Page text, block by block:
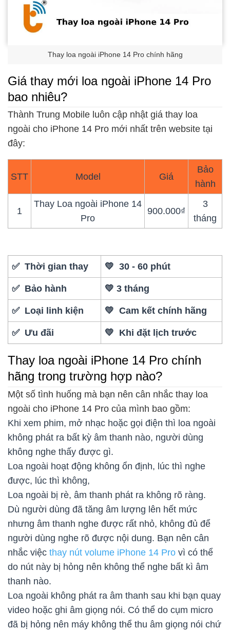
Thay loa ngoài iPhone 14 Pro chính hãng
Giá thay mới loa ngoài iPhone 14 Pro
bao nhiêu?
Thành Trung Mobile luôn cập nhật giá thay loa
ngoài cho iPhone 14 Pro mới nhất trên website tại
đây:
STT Model Giá
Bảo
hành
1
Thay Loa ngoài iPhone 14
Pro
900.000₫
3
tháng
✅ Thời gian thay 💛 30 - 60 phút
✅ Bảo hành 💛 3 tháng
✅ Loại linh kiện 💛 Cam kết chính hãng
✅ Ưu đãi 💛 Khi đặt lịch trước
Thay loa ngoài iPhone 14 Pro chính
hãng trong trường hợp nào?
Một số tình huống mà bạn nên cân nhắc thay loa
ngoài cho iPhone 14 Pro của mình bao gồm:
Khi xem phim, mở nhạc hoặc gọi điện thì loa ngoài
không phát ra bất kỳ âm thanh nào, người dùng
không nghe thấy được gì.
Loa ngoài hoạt động không ổn định, lúc thì nghe
được, lúc thì không,
Loa ngoài bị rè, âm thanh phát ra không rõ ràng.
Dù người dùng đã tăng âm lượng lên hết mức
nhưng âm thanh nghe được rất nhỏ, không đủ để
người dùng nghe rõ được nội dung. Bạn nên cân
nhắc việc thay nút volume iPhone 14 Pro vì có thể
do nút này bị hỏng nên không thể nghe bất kì âm
thanh nào.
Loa ngoài không phát ra âm thanh sau khi bạn quay
video hoặc ghi âm giọng nói. Có thể do cụm micro
đã bị hỏng nên máy không thể thu âm giọng nói chứ